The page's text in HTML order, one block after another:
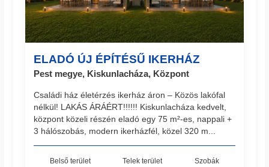
ELADÓ ÚJ ÉPÍTÉSŰ IKERHÁZ
Pest megye, Kiskunlacháza, Központ
Családi ház életérzés ikerház áron – Közös lakófal
nélkül! LAKÁS ÁRÁÉRT!!!!!! Kiskunlacháza kedvelt,
központ közeli részén eladó egy 75 m²-es, nappali +
3 hálószobás, modern ikerházfél, közel 320 m...
Belső terület Telek terület Szobák